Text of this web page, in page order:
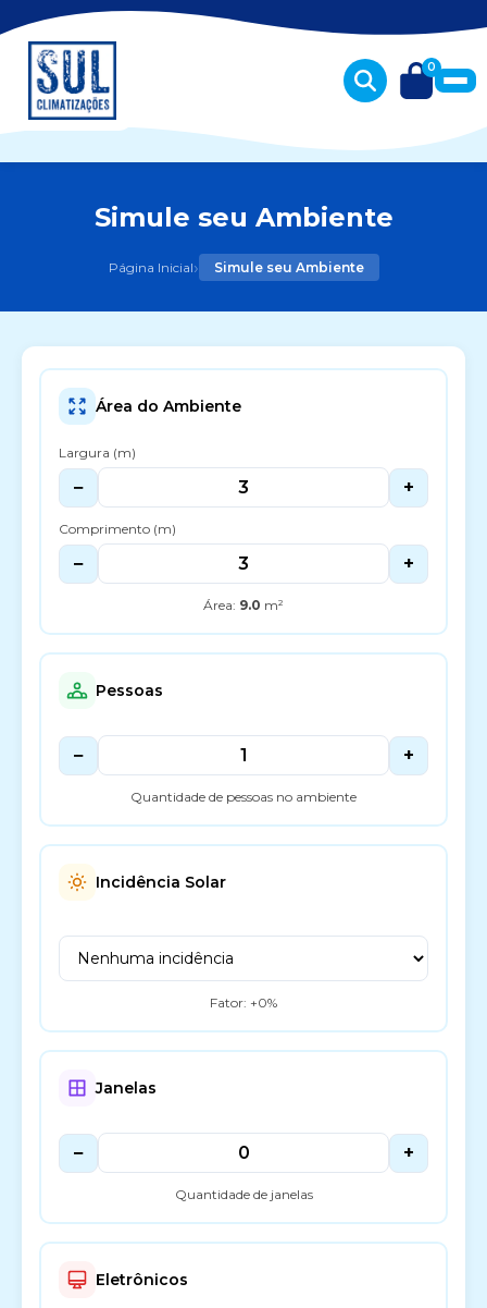
0
Simule seu Ambiente
Página Inicial› Simule seu Ambiente
Área do Ambiente
Largura (m)
− +
Comprimento (m)
− +
Área: 9.0 m²
Pessoas
− +
Quantidade de pessoas no ambiente
Incidência Solar
Fator: +0%
Janelas
− +
Quantidade de janelas
Eletrônicos